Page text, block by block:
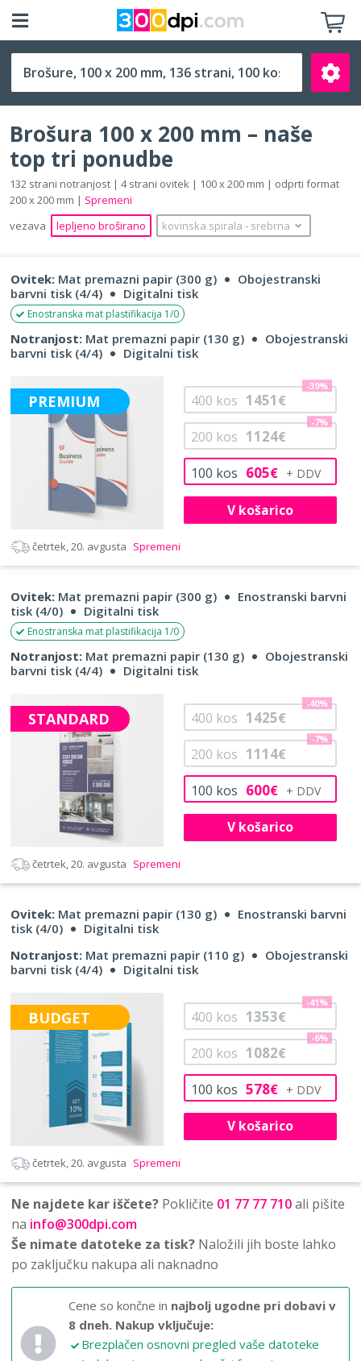
100 x 200 mm
Išči
Brošura 100 x 200 mm – naše
top tri ponudbe
132 strani notranjost | 4 strani ovitek | 100 x 200 mm | odprti format
200 x 200 mm | Spremeni
vezava
lepljeno broširano kovinska spirala ‐ srebrna
Ovitek: Mat premazni papir (300 g)
Obojestranski
barvni tisk (4/4)
Digitalni tisk
Enostranska mat plastifikacija 1/0
Notranjost: Mat premazni papir (130 g)
Obojestranski
barvni tisk (4/4)
Digitalni tisk
PREMIUM
100 kos 605€
200 kos 1124€
-7%
400 kos 1451€
-39%
V košarico
četrtek, 20. avgusta Spremeni
Ovitek: Mat premazni papir (300 g)
Enostranski barvni
tisk (4/0)
Digitalni tisk
Enostranska mat plastifikacija 1/0
Notranjost: Mat premazni papir (130 g)
Obojestranski
barvni tisk (4/4)
Digitalni tisk
STANDARD
100 kos 600€
200 kos 1114€
-7%
400 kos 1425€
-40%
V košarico
četrtek, 20. avgusta Spremeni
Ovitek: Mat premazni papir (130 g)
Enostranski barvni
tisk (4/0)
Digitalni tisk
Notranjost: Mat premazni papir (110 g)
Obojestranski
barvni tisk (4/4)
Digitalni tisk
BUDGET
100 kos 578€
200 kos 1082€
-6%
400 kos 1353€
-41%
V košarico
četrtek, 20. avgusta Spremeni
Ne najdete kar iščete? Pokličite 01 77 77 710ali pišite
na info@300dpi.com
Še nimate datoteke za tisk? Naložili jih boste lahko
po zaključku nakupa ali naknadno
Cene so končne in najbolj ugodne pri dobavi v
8 dneh. Nakup vključuje:
Brezplačen osnovni pregled vaše datoteke